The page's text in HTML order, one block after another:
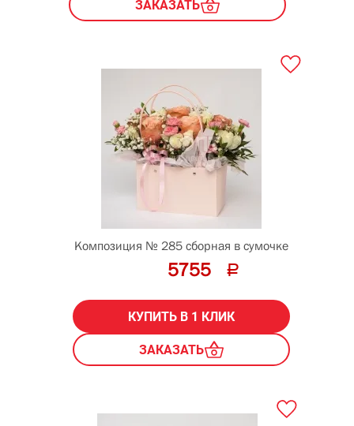
ЗАКАЗАТЬ
Композиция № 285 сборная в сумочке
5755
КУПИТЬ В 1 КЛИК
ЗАКАЗАТЬ